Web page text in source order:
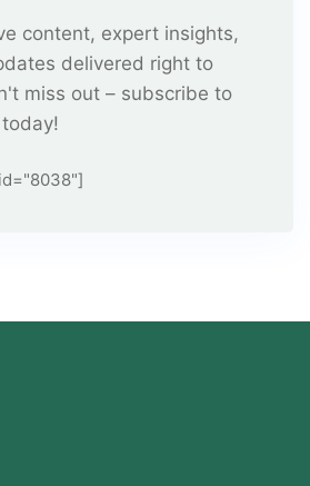
content, expert insights,
delivered right to
miss out – subscribe to